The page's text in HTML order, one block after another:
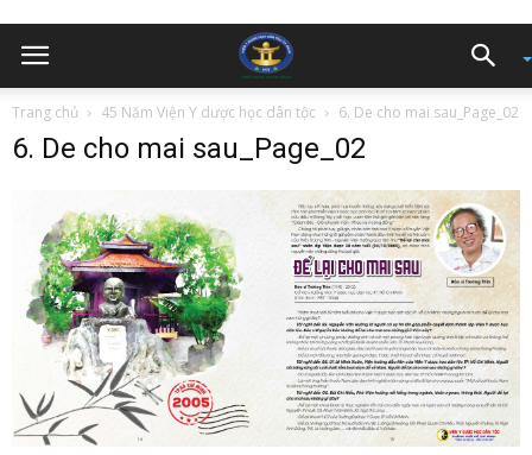
Trang chủ 45 Năm Viện Y dược học dân tộc 6. De cho mai sau_Page_02
6. De cho mai sau_Page_02